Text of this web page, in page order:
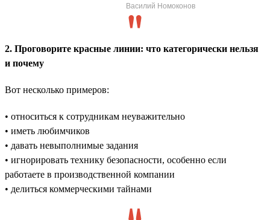
Василий Номоконов
2. Проговорите красные линии: что категорически нельзя
и почему
Вот несколько примеров:
• относиться к сотрудникам неуважительно
• иметь любимчиков
• давать невыполнимые задания
• игнорировать технику безопасности, особенно если
работаете в производственной компании
• делиться коммерческими тайнами